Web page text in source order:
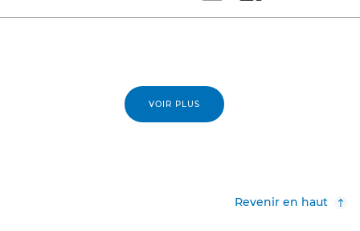
VOIR PLUS
Revenir en haut